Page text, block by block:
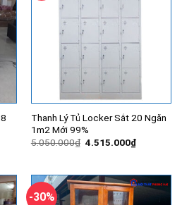
Thanh Lý Tủ Locker Sắt 20 Ngăn
1m2 Mới 99%
5.050.000₫ Giá
4.515.000₫Giá
hiện
-30%